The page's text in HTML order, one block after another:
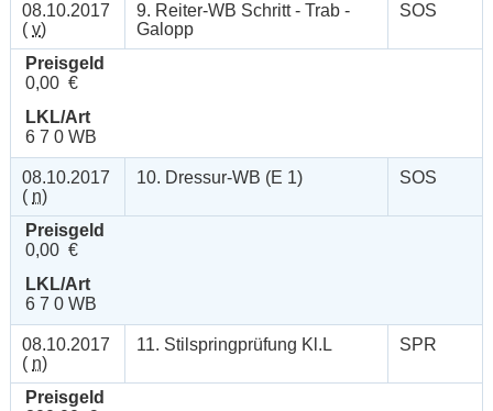
08.10.2017
( v)
9. Reiter-WB Schritt - Trab -
Galopp
SOS
Preisgeld
0,00 €
LKL/Art
6 7 0 WB
08.10.2017
( n)
10. Dressur-WB (E 1) SOS
Preisgeld
0,00 €
LKL/Art
6 7 0 WB
08.10.2017
( n)
11. Stilspringprüfung Kl.L SPR
Preisgeld